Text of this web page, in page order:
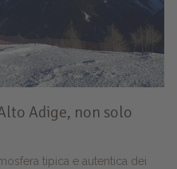
Adige, non solo
tipica e autentica dei